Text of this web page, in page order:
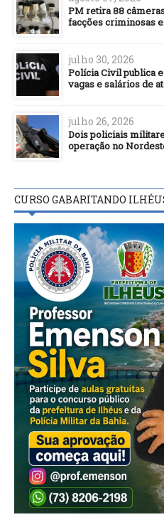
PM retira 88
facções criminosas
julho 30, 2026
Polícia Civil publica
vagas e salários de
julho 26, 2026
Dois policiais
operação no
CURSO GABARITANDO